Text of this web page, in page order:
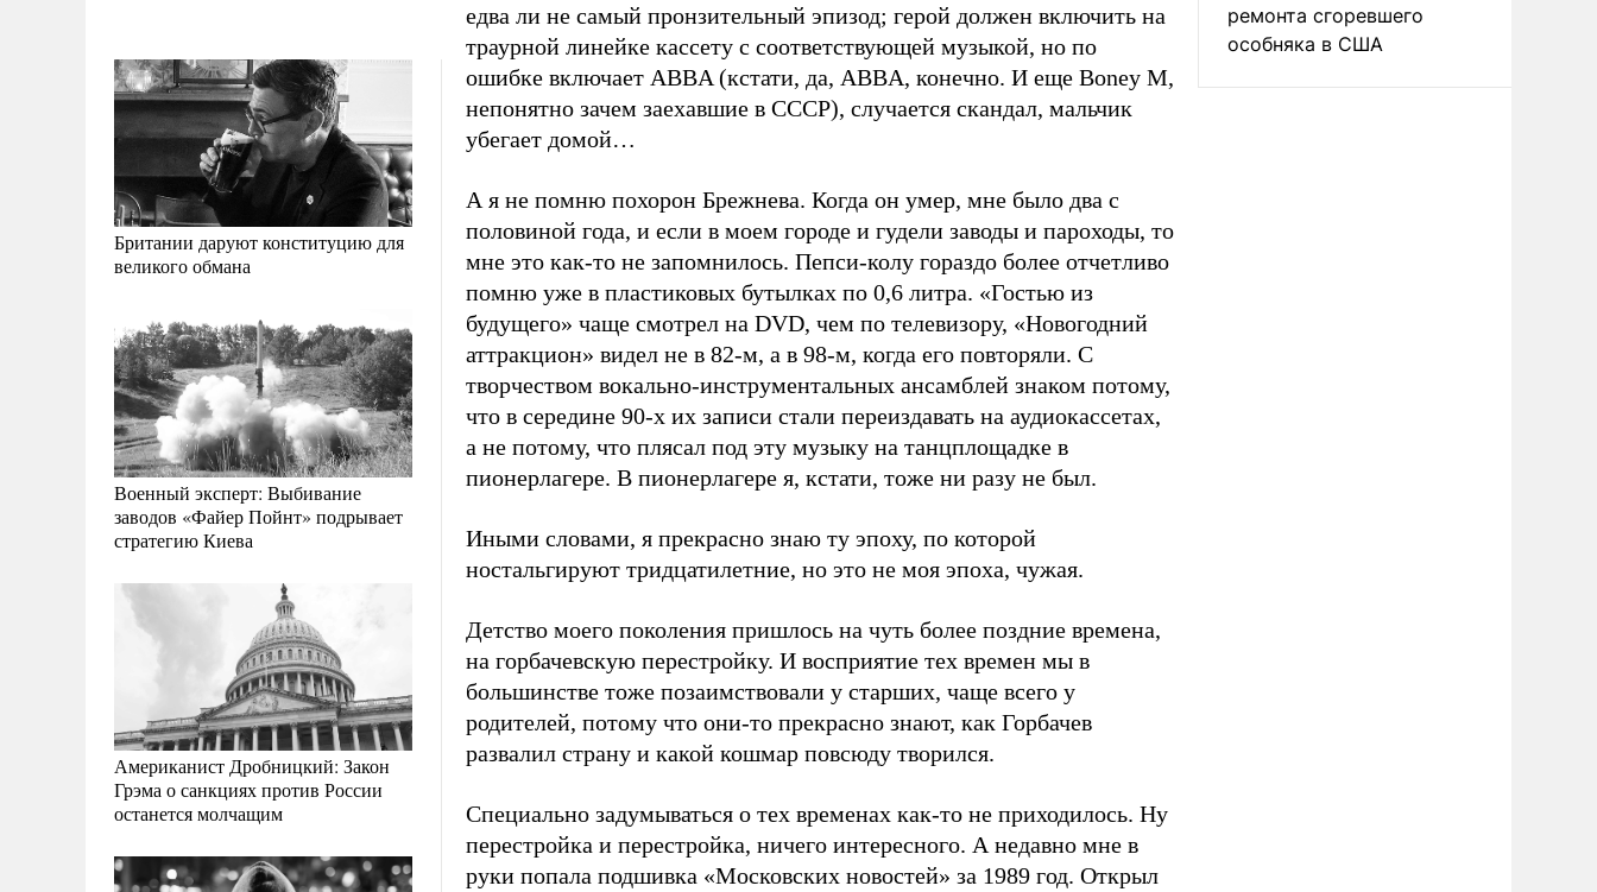
Британии даруют конституцию для
великого обмана
Военный эксперт: Выбивание
заводов «Файер Пойнт» подрывает
стратегию Киева
Американист Дробницкий: Закон
Грэма о санкциях против России
останется молчащим
едва ли не самый пронзительный эпизод; герой должен включить на
траурной линейке кассету с соответствующей музыкой, но по
ошибке включает ABBA (кстати, да, ABBA, конечно. И еще Boney M,
непонятно зачем заехавшие в СССР), случается скандал, мальчик
убегает домой…
А я не помню похорон Брежнева. Когда он умер, мне было два с
половиной года, и если в моем городе и гудели заводы и пароходы, то
мне это как-то не запомнилось. Пепси-колу гораздо более отчетливо
помню уже в пластиковых бутылках по 0,6 литра. «Гостью из
будущего» чаще смотрел на DVD, чем по телевизору, «Новогодний
аттракцион» видел не в 82-м, а в 98-м, когда его повторяли. С
творчеством вокально-инструментальных ансамблей знаком потому,
что в середине 90-х их записи стали переиздавать на аудиокассетах,
а не потому, что плясал под эту музыку на танцплощадке в
пионерлагере. В пионерлагере я, кстати, тоже ни разу не был.
Иными словами, я прекрасно знаю ту эпоху, по которой
ностальгируют тридцатилетние, но это не моя эпоха, чужая.
Детство моего поколения пришлось на чуть более поздние времена,
на горбачевскую перестройку. И восприятие тех времен мы в
большинстве тоже позаимствовали у старших, чаще всего у
родителей, потому что они-то прекрасно знают, как Горбачев
развалил страну и какой кошмар повсюду творился.
Специально задумываться о тех временах как-то не приходилось. Ну
перестройка и перестройка, ничего интересного. А недавно мне в
руки попала подшивка «Московских новостей» за 1989 год. Открыл
ремонта сгоревшего
особняка в США